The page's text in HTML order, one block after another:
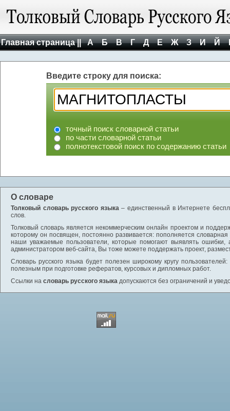
Главная страница || А Б В Г Д Е Ж З И Й
Введите строку для поиска:
точный поиск словарной статьи
по части словарной статьи
полнотекстовой поиск по содержанию статьи
О словаре
Толковый словарь русского языка– единственный в Интернете
слов.
Толковый словарь является некоммерческим онлайн проектом и
которому он посвящен, постоянно развивается: пополняется
наши уважаемые пользователи, которые помогают выявлять
администратором веб-сайта, Вы тоже можете поддержать проект,
Словарь русского языка будет полезен широкому кругу
полезным при подготовке рефератов, курсовых и дипломных работ.
Ссылки на словарь русского языка допускаются без ограничений и